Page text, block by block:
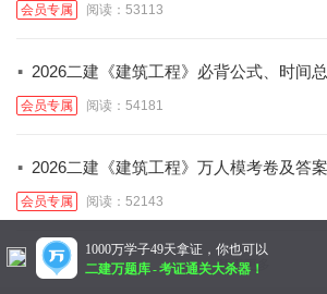
会员专属 阅读：53113
· 2026二建《建筑工程》必背公式、时间
会员专属 阅读：54181
· 2026二建《建筑工程》万人模考卷及答
会员专属 阅读：52143
暂无更多
1000万学子49天拿证，你也可以
二建万题库-考证通关大杀器！